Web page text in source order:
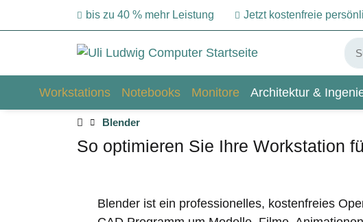
bis zu 40 % mehr Leistung Jetzt kostenfreie
Workstations Notebooks Monitore Architektur &
Blender
So optimieren Sie Ihre Workstation
Blender ist ein professionelles, kostenfreies